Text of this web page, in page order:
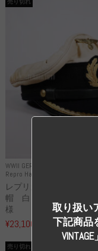
WWII GERMANY
Repro Hat and Cap Kriegsmarine
売り切れ
レプリカ ドイツ海軍
帽 白トップ Uボートク
様
¥23,100 （税込）
売り切れ
取り扱い
下記商品